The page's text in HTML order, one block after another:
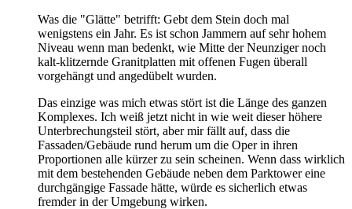
Was die "Glätte" betrifft: Gebt dem Stein doch mal
wenigstens ein Jahr. Es ist schon Jammern auf sehr hohem
Niveau wenn man bedenkt, wie Mitte der Neunziger noch
kalt-klitzernde Granitplatten mit offenen Fugen überall
vorgehängt und angedübelt wurden.
Das einzige was mich etwas stört ist die Länge des ganzen
Komplexes. Ich weiß jetzt nicht in wie weit dieser höhere
Unterbrechungsteil stört, aber mir fällt auf, dass die
Fassaden/Gebäude rund herum um die Oper in ihren
Proportionen alle kürzer zu sein scheinen. Wenn dass wirklich
mit dem bestehenden Gebäude neben dem Parktower eine
durchgängige Fassade hätte, würde es sicherlich etwas
fremder in der Umgebung wirken.